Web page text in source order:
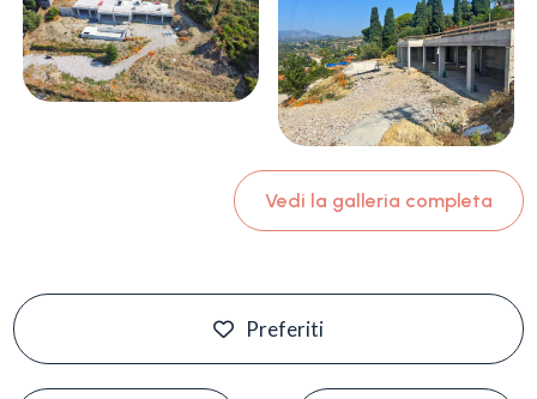
Vedi la galleria completa
Preferiti